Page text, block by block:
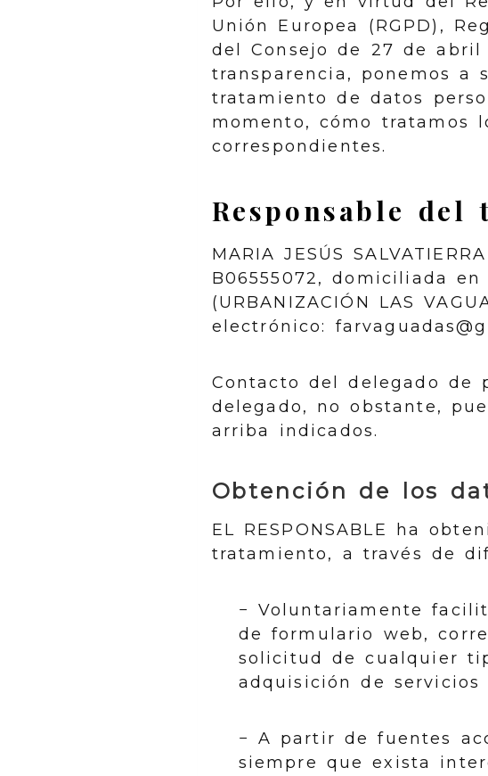
Unión Europea (RGPD),
del Consejo de 27 de
transparencia, ponemos a
tratamiento de datos
momento, cómo tratamos
correspondientes.
Responsable del
MARIA JESÚS
B06555072, domiciliada
(URBANIZACIÓN LAS
electrónico:
Contacto del delegado de
delegado, no obstante,
arriba indicados.
Obtención de los
EL RESPONSABLE ha
tratamiento, a través de
− Voluntariamente
de formulario web,
solicitud de cualquier
adquisición de servicios
− A partir de fuentes
siempre que exista